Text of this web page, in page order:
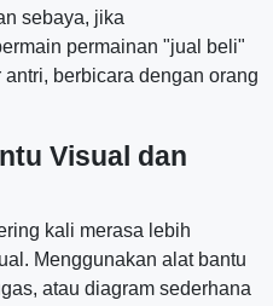
sebaya, jika
permainan "jual beli"
berbicara dengan orang
Visual dan
kali merasa lebih
Menggunakan alat bantu
atau diagram sederhana